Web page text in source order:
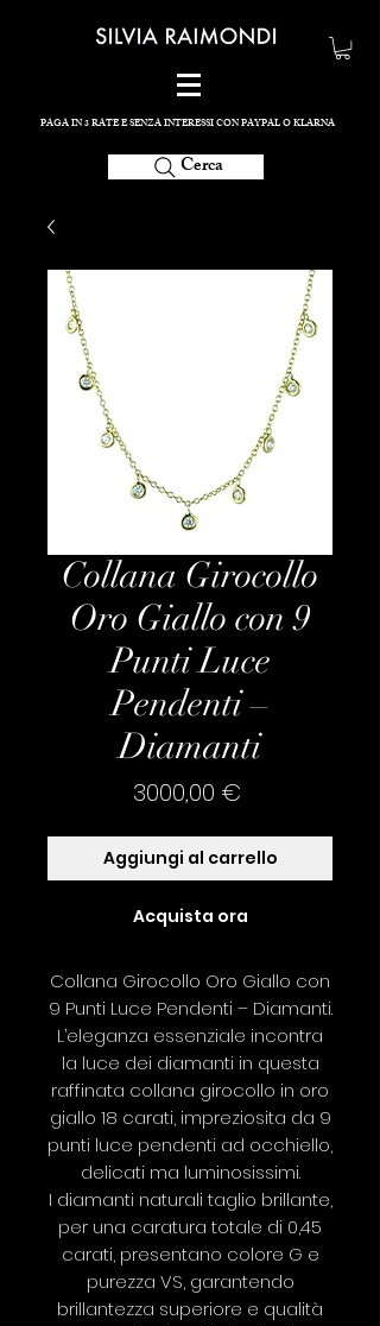
PAGA IN 3 RATE E SENZA INTERESSI CON PAYPAL O KLARNA
Cerca
Collana Girocollo
Oro Giallo con 9
Punti Luce
Pendenti –
Diamanti
3000,00 €
Aggiungi al carrello
Acquista ora
Collana Girocollo Oro Giallo con
9 Punti Luce Pendenti – Diamanti.
L’eleganza essenziale incontra
la luce dei diamanti in questa
raffinata collana girocollo in oro
giallo 18 carati, impreziosita da 9
punti luce pendenti ad occhiello,
delicati ma luminosissimi.
I diamanti naturali taglio brillante,
per una caratura totale di 0,45
carati, presentano colore G e
purezza VS, garantendo
brillantezza superiore e qualità